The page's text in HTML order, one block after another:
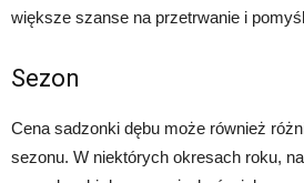
większe szanse na przetrwanie i
Sezon
Cena sadzonki dębu może również
sezonu. W niektórych okresach roku,